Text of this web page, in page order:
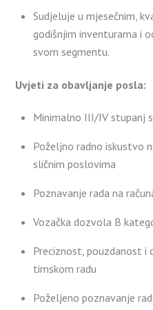
Sudjeluje u mjesečnim,
godišnjim inventurama i
svom segmentu.
Uvjeti za obavljanje posla:
Minimalno III/IV stupanj
Poželjno radno iskustvo
sličnim poslovima
Poznavanje rada na
Vozačka dozvola B
Preciznost, pouzdanost i
timskom radu
Poželjeno poznavanje